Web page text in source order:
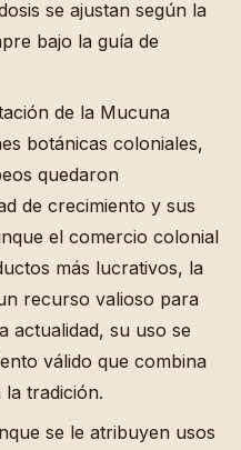
se ajustan según la
bajo la guía de
de la Mucuna
botánicas coloniales,
quedaron
de crecimiento y sus
el comercio colonial
más lucrativos, la
recurso valioso para
actualidad, su uso se
válido que combina
tradición.
se le atribuyen usos